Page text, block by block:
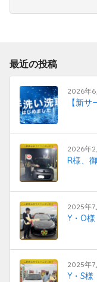
最近の投稿
2026年6
【新
2026年2
R様、
2025年7
Y・O
2025年7
Y・S